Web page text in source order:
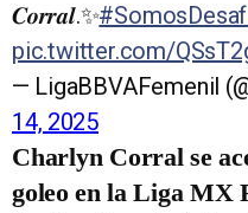
𝑪𝒐𝒓𝒓𝒂𝒍.✨
pic.twitter.com/
— LigaBBVAFemenil
14, 2025
Charlyn Corral se
goleo en la Liga MX